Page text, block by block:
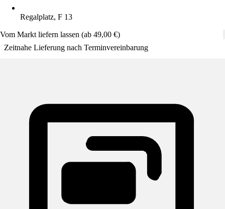
Regalplatz, F 13
Vom Markt liefern lassen (ab 49,00 €)
Zeitnahe Lieferung nach Terminvereinbarung